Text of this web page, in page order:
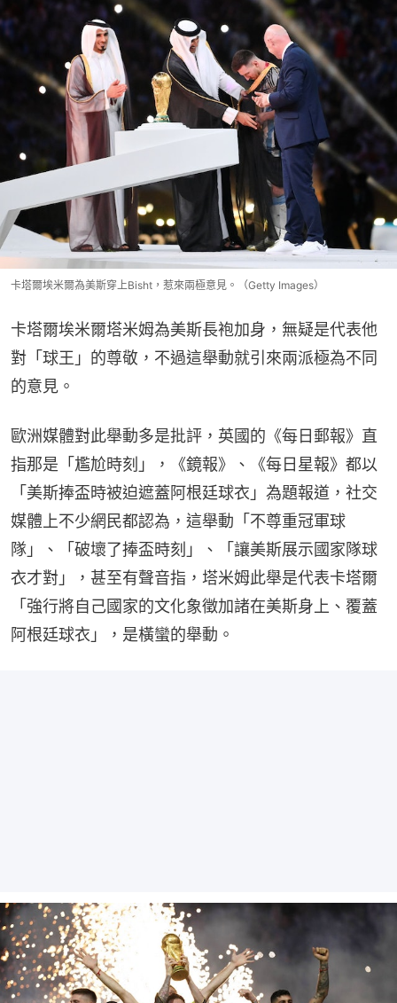
卡塔爾埃米爾為美斯穿上Bisht，惹來兩極意見。（Getty Images）
卡塔爾埃米爾塔米姆為美斯長袍加身，無疑是代表他
對「球王」的尊敬，不過這舉動就引來兩派極為不同
的意見。
歐洲媒體對此舉動多是批評，英國的《每日郵報》直
指那是「尷尬時刻」，《鏡報》、《每日星報》都以
「美斯捧盃時被迫遮蓋阿根廷球衣」為題報道，社交
媒體上不少網民都認為，這舉動「不尊重冠軍球
隊」、「破壞了捧盃時刻」、「讓美斯展示國家隊球
衣才對」，甚至有聲音指，塔米姆此舉是代表卡塔爾
「強行將自己國家的文化象徵加諸在美斯身上、覆蓋
阿根廷球衣」，是橫蠻的舉動。